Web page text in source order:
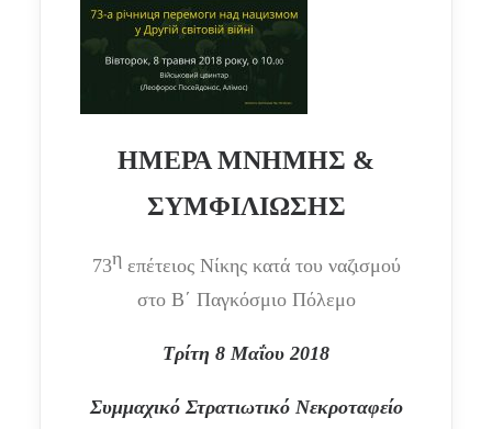
ΗΜΕΡΑ ΜΝΗΜΗΣ &
ΣΥΜΦΙΛΙΩΣΗΣ
73ηεπέτειος Νίκης κατά του ναζισμού
στο Β΄ Παγκόσμιο Πόλεμο
Τρίτη 8 Μαΐου 2018
Συμμαχικό Στρατιωτικό Νεκροταφείο